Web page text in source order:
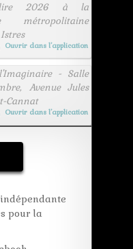
2026 à la
métropolitaine
Ouvrir dans l’application
- Salle
Avenue Jules
Cannat
Ouvrir dans l’application
pour la